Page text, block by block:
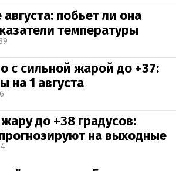
побьет ли она
температуры
с сильной жарой до +37:
на 1 августа
до +38 градусов:
на выходные